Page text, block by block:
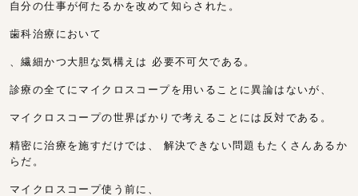
自分の仕事が何たるかを改めて知らされた。
歯科治療において
、繊細かつ大胆な気構えは 必要不可欠である。
診療の全てにマイクロスコープを用いることに異論はないが、
マイクロスコープの世界ばかりで考えることには反対である。
精密に治療を施すだけでは、 解決できない問題もたくさんあるか
らだ。
マイクロスコープ使う前に、